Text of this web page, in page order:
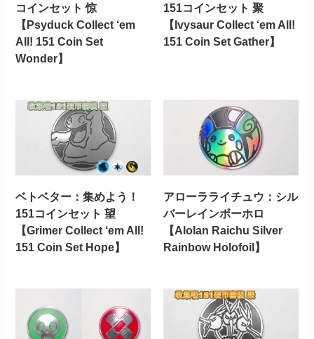
コインセット 惊
【Psyduck Collect ‘em
All! 151 Coin Set
Wonder】
151コインセット 聚
【Ivysaur Collect ‘em All!
151 Coin Set Gather】
ベトベター：集めよう！
151コインセット 望
【Grimer Collect ‘em All!
151 Coin Set Hope】
アローラライチュウ：シル
バーレインボーホロ
【Alolan Raichu Silver
Rainbow Holofoil】